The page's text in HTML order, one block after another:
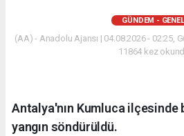
GÜNDEM - GENEL
(AA) - Anadolu Ajansı | 04.08.2026 - 02:25,
11864 kez
Antalya'nın Kumluca ilçesinde
yangın söndürüldü.